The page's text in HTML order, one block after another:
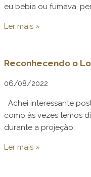
eu bebia ou fumava,
Ler mais »
Reconhecendo o
06/08/2022
Achei interessante
como às vezes temos
durante a projeção,
Ler mais »